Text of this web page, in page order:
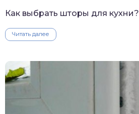
Как выбрать шторы для кухни?
Читать далее